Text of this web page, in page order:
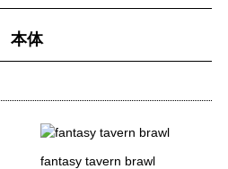
本体
fantasy tavern brawl